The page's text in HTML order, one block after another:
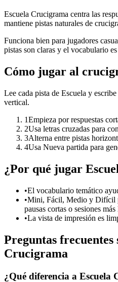
Escuela Crucigrama centra las
mantiene pistas naturales de
Funciona bien para jugadores
pistas son claras y el vocabulario
Cómo jugar al
Lee cada pista de Escuela y
vertical.
1Empieza por respuestas
2Usa letras cruzadas para
3Alterna entre pistas
4Usa Nueva partida para
¿Por qué jugar
•El vocabulario temático
•Mini, Fácil, Medio y Difícil
pausas cortas o sesiones más
•La vista de impresión es
Preguntas frecuentes
Crucigrama
¿Qué diferencia a Escuela